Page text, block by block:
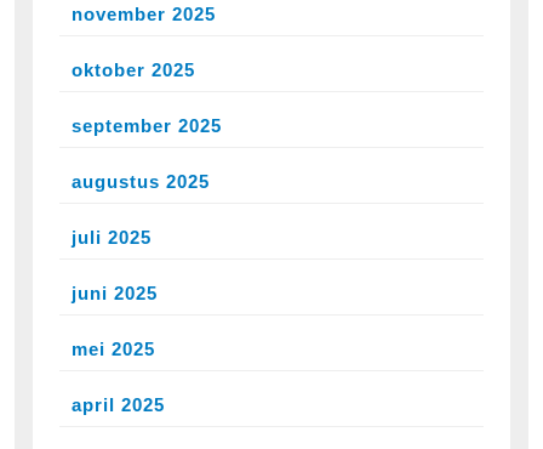
november 2025
oktober 2025
september 2025
augustus 2025
juli 2025
juni 2025
mei 2025
april 2025